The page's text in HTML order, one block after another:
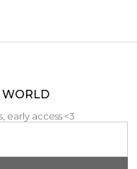
WORLD
early access <3